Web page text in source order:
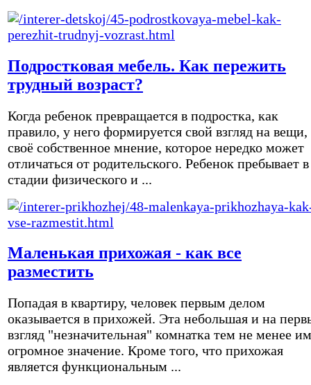
Подростковая мебель. Как пережить
трудный возраст?
Когда ребенок превращается в подростка, как
правило, у него формируется свой взгляд на вещи,
своё собственное мнение, которое нередко может
отличаться от родительского. Ребенок пребывает в
стадии физического и ...
Маленькая прихожая - как все
разместить
Попадая в квартиру, человек первым делом
оказывается в прихожей. Эта небольшая и на
взгляд "незначительная" комнатка тем не менее
огромное значение. Кроме того, что прихожая
является функциональным ...